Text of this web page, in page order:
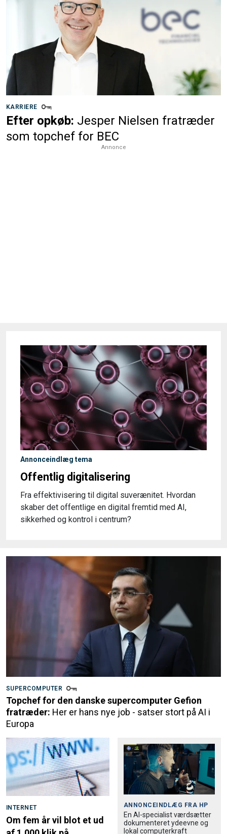
KARRIERE
Efter opkøb: Jesper Nielsen fratræder
som topchef for BEC
Annonce
Annonceindlæg tema
Offentlig digitalisering
Fra effektivisering til digital suverænitet. Hvordan
skaber det offentlige en digital fremtid med AI,
sikkerhed og kontrol i centrum?
SUPERCOMPUTER
Topchef for den danske supercomputer Gefion
fratræder: Her er hans nye job - satser stort på AI i
Europa
INTERNET
Om fem år vil blot et ud
ANNONCEINDLÆG FRA HP
En AI-specialist værdsætter
dokumenteret ydeevne og
lokal computerkraft